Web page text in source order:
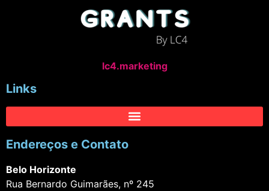
lc4.marketing
Links
Endereços e Contato
Belo Horizonte
Rua Bernardo Guimarães, nº 245